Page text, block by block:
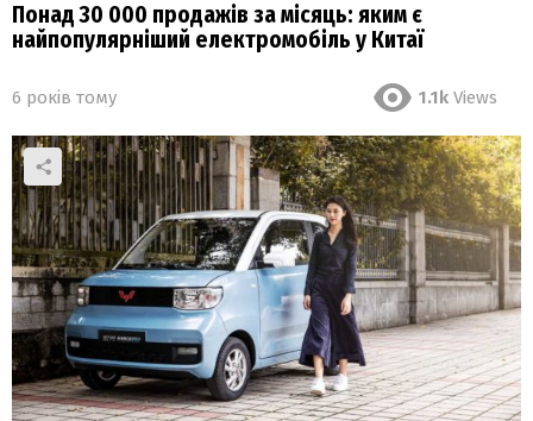
Понад 30 000 продажів за місяць: яким є
найпопулярніший електромобіль у Китаї
6 років тому 1.1k Views